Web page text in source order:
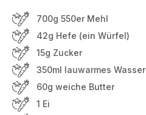
700g 550er Mehl
42g Hefe (ein Würfel)
15g Zucker
350ml lauwarmes Wasser
60g weiche Butter
1 Ei